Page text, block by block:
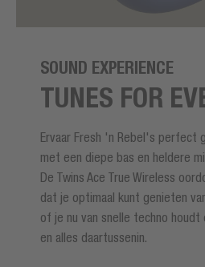
SOUND EXPERIENCE
TUNES FOR
Ervaar Fresh 'n Rebel's perfect
met een diepe bas en heldere
De Twins Ace True Wireless
dat je optimaal kunt genieten
of je nu van snelle techno
en alles daartussenin.